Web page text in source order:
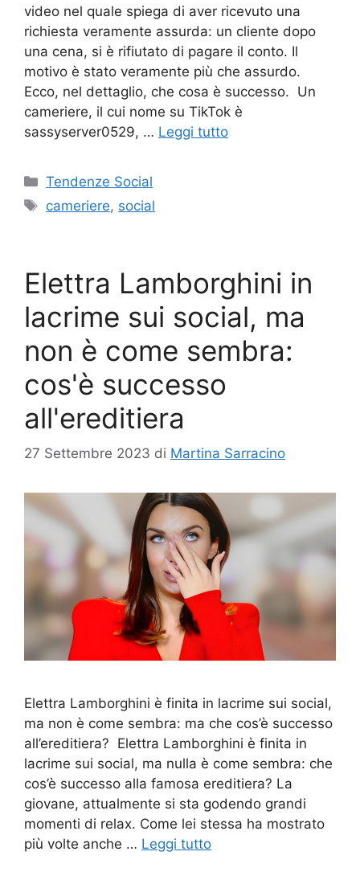
video nel quale spiega di aver ricevuto una
richiesta veramente assurda: un cliente dopo
una cena, si è rifiutato di pagare il conto. Il
motivo è stato veramente più che assurdo.
Ecco, nel dettaglio, che cosa è successo. Un
cameriere, il cui nome su TikTok è
sassyserver0529, … Leggi tutto
Categorie
Tendenze Social
Tag
cameriere, social
Elettra Lamborghini in
lacrime sui social, ma
non è come sembra:
cos'è successo
all'ereditiera
27 Settembre 2023 di Martina Sarracino
Elettra Lamborghini è finita in lacrime sui social,
ma non è come sembra: ma che cos’è successo
all’ereditiera? Elettra Lamborghini è finita in
lacrime sui social, ma nulla è come sembra: che
cos’è successo alla famosa ereditiera? La
giovane, attualmente si sta godendo grandi
momenti di relax. Come lei stessa ha mostrato
più volte anche … Leggi tutto